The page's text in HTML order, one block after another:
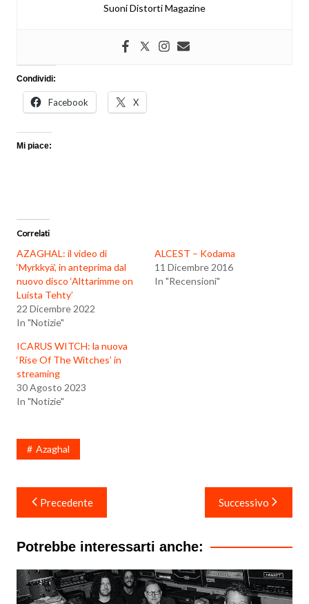
Suoni Distorti Magazine
Condividi:
Facebook X
Mi piace:
Correlati
AZAGHAL: il video di
‘Myrkkyä’, in anteprima dal
nuovo disco ‘Alttarimme on
Luista Tehty’
22 Dicembre 2022
In "Notizie"
ALCEST – Kodama
11 Dicembre 2016
In "Recensioni"
ICARUS WITCH: la nuova
‘Rise Of The Witches’ in
streaming
30 Agosto 2023
In "Notizie"
Azaghal
Navigazione
articoli
Precedente Successivo
Potrebbe interessarti anche: